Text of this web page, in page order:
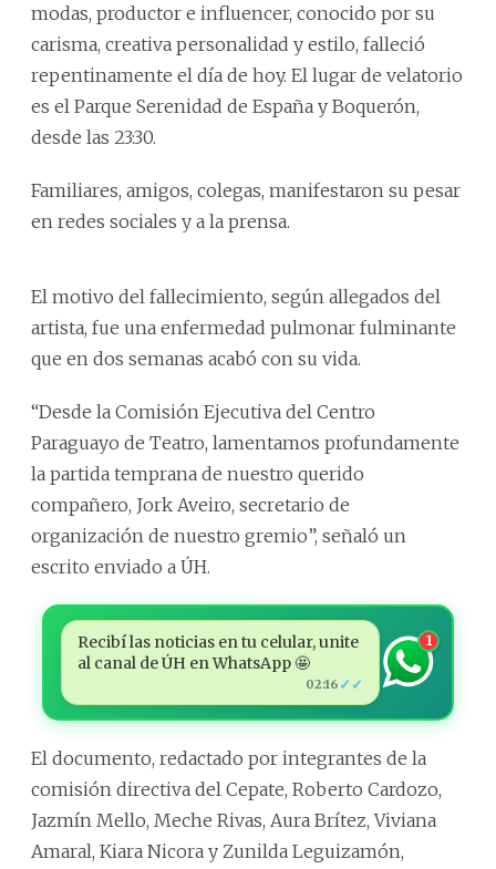
modas, productor e influencer, conocido por su
carisma, creativa personalidad y estilo, falleció
repentinamente el día de hoy. El lugar de velatorio
es el Parque Serenidad de España y Boquerón,
desde las 23:30.
Familiares, amigos, colegas, manifestaron su pesar
en redes sociales y a la prensa.
El motivo del fallecimiento, según allegados del
artista, fue una enfermedad pulmonar fulminante
que en dos semanas acabó con su vida.
“Desde la Comisión Ejecutiva del Centro
Paraguayo de Teatro, lamentamos profundamente
la partida temprana de nuestro querido
compañero, Jork Aveiro, secretario de
organización de nuestro gremio”, señaló un
escrito enviado a ÚH.
Recibí las noticias en tu celular, unite
al canal de ÚH en WhatsApp 🤩
02:16 ✓✓
1
El documento, redactado por integrantes de la
comisión directiva del Cepate, Roberto Cardozo,
Jazmín Mello, Meche Rivas, Aura Brítez, Viviana
Amaral, Kiara Nicora y Zunilda Leguizamón,